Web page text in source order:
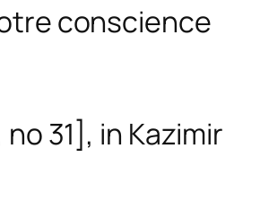
conscience
no 31], in Kazimir